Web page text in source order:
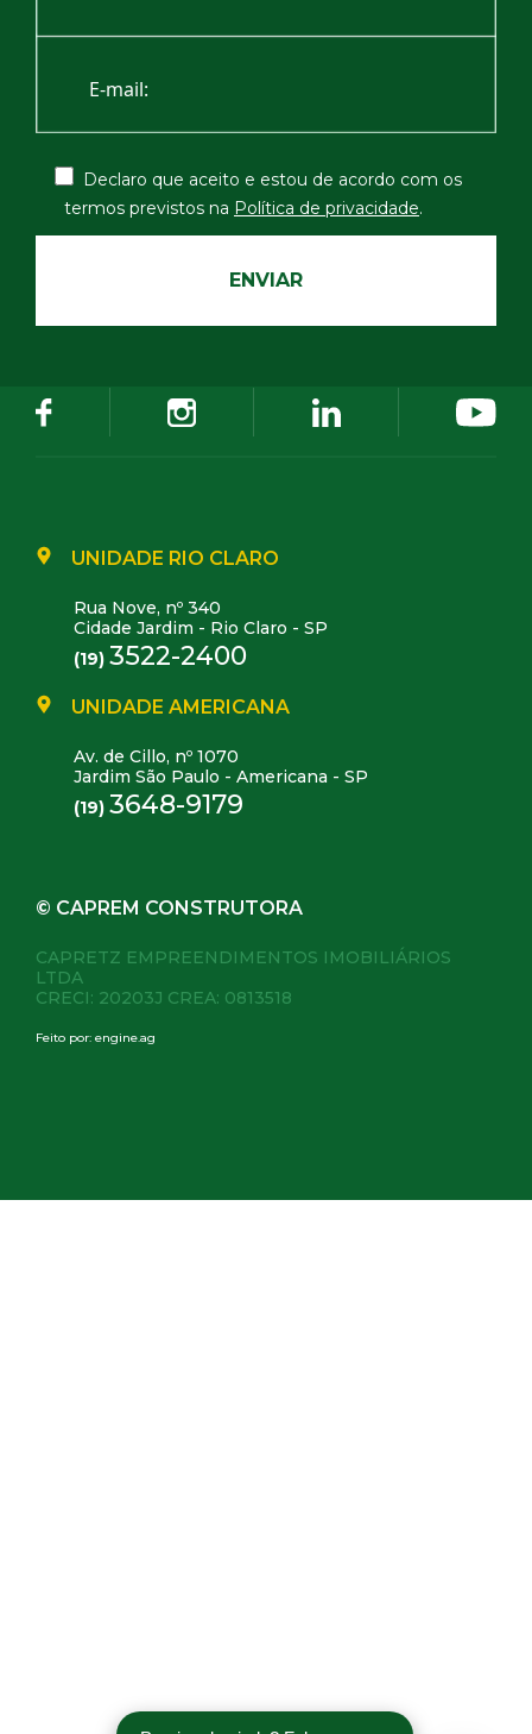
Declaro que aceito e estou de acordo com os
termos previstos na Política de privacidade.
UNIDADE RIO CLARO
Rua Nove, nº 340
Cidade Jardim - Rio Claro - SP
(19) 3522-2400
UNIDADE AMERICANA
Av. de Cillo, nº 1070
Jardim São Paulo - Americana - SP
(19) 3648-9179
© CAPREM CONSTRUTORA
CAPRETZ EMPREENDIMENTOS IMOBILIÁRIOS
LTDA
CRECI: 20203J CREA: 0813518
Feito por: engine.ag